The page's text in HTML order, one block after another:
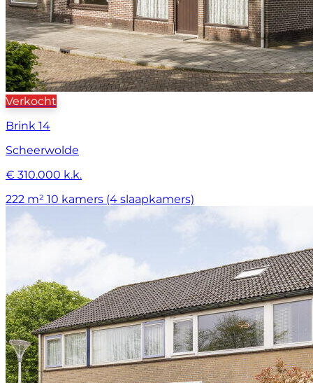
Verkocht
Brink 14
Scheerwolde
€ 310.000 k.k.
222 m² 10 kamers (4 slaapkamers)